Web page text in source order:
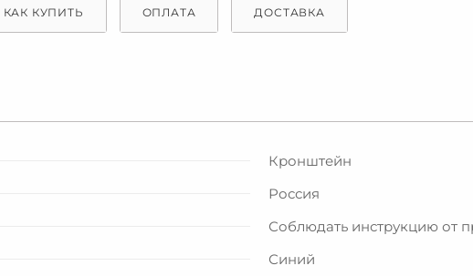
КАК КУПИТЬ ОПЛАТА ДОСТАВКА
Кронштейн
Россия
Соблюдать инструкцию от
Синий